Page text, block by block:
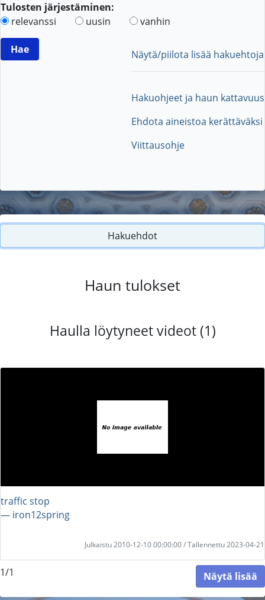
Tulosten järjestäminen:
relevanssi
uusin vanhin
Näytä/piilota lisää hakuehtoja
Hakuohjeet ja haun kattavuus
Ehdota aineistoa kerättäväksi
Viittausohje
Hakuehdot
Haun tulokset
Haulla löytyneet videot (1)
traffic stop
― iron12spring
Julkaistu 2010-12-10 00:00:00 / Tallennettu 2023-04-21
1/1 Näytä lisää